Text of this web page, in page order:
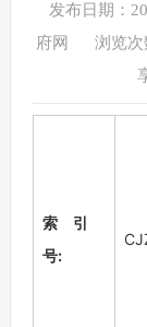
发布日期：
府网
浏览次
索 引
号: